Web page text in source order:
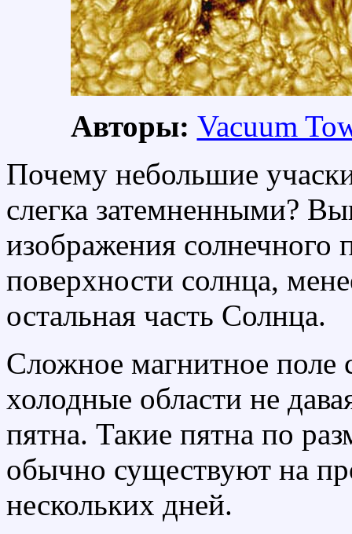
Авторы: Vacuum
Почему небольшие
слегка затемненными?
изображения солнечного
поверхности солнца,
остальная часть Солнца.
Сложное магнитное поле
холодные области не
пятна. Такие пятна по
обычно существуют на
нескольких дней.